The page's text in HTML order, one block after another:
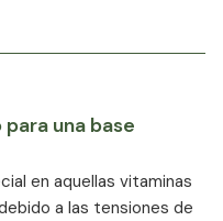
una base
en aquellas vitaminas
a las tensiones de